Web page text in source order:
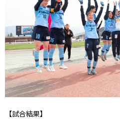
【試合結果】